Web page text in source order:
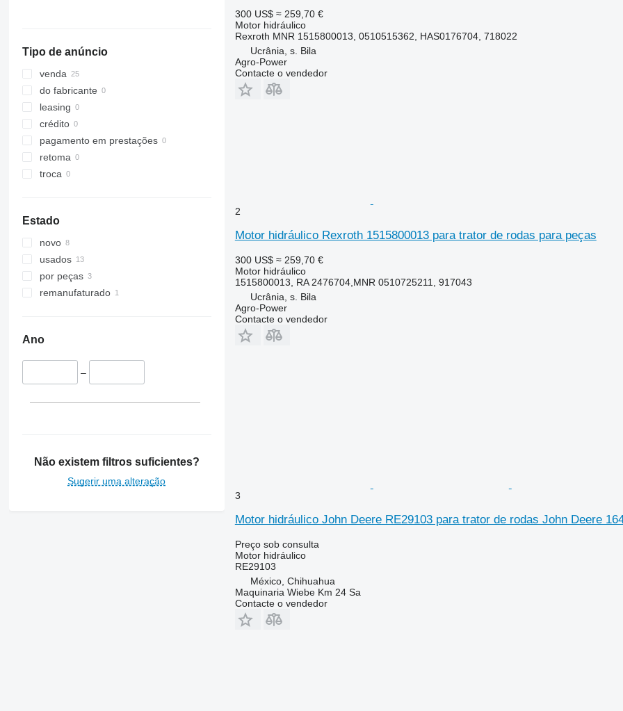
Tipo de anúncio
venda
do fabricante
leasing
crédito
pagamento em prestações
retoma
troca
Estado
novo
usados
por peças
remanufaturado
Ano
–
Não existem filtros suficientes?
Sugerir uma alteração
300 US$ ≈ 259,70 €
Motor hidráulico
Rexroth MNR 1515800013, 0510515362, HAS0176704, 718022
Ucrânia, s. Bila
Agro-Power
Contacte o vendedor
2
Motor hidráulico Rexroth 1515800013 para trator de rodas para peças
300 US$ ≈ 259,70 €
Motor hidráulico
1515800013, RA 2476704,MNR 0510725211, 917043
Ucrânia, s. Bila
Agro-Power
Contacte o vendedor
3
Motor hidráulico John Deere RE29103 para trator de rodas John Deere
Preço sob consulta
Motor hidráulico
RE29103
México, Chihuahua
Maquinaria Wiebe Km 24 Sa
Contacte o vendedor